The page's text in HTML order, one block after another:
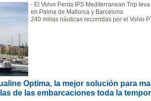
- El Volvo Penta IPS Mediterranean Trip
en Palma de Mallorca y Barcelona
240 millas náuticas recorridas por el Volvo
Optima, la mejor solución para
de las embarcaciones toda la